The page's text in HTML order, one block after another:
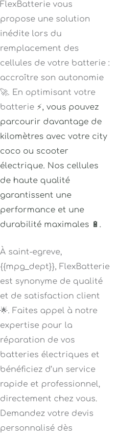
FlexBatterie vous
propose une solution
inédite lors du
remplacement des
cellules de votre batterie :
accroître son autonomie
🚀. En optimisant votre
batterie ⚡, vous pouvez
parcourir davantage de
kilomètres avec votre city
coco ou scooter
électrique. Nos cellules
de haute qualité
garantissent une
performance et une
durabilité maximales 🔋.
À saint-egreve,
{{mpg_dept}}, FlexBatterie
est synonyme de qualité
et de satisfaction client
🌟. Faites appel à notre
expertise pour la
réparation de vos
batteries électriques et
bénéficiez d’un service
rapide et professionnel,
directement chez vous.
Demandez votre devis
personnalisé dès